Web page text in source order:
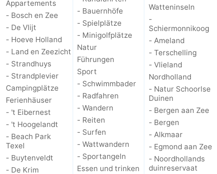
und
trinken
Veranstaltungen
Praktisch
Route
-
Fähre
-
Parken
Inselhüpfen
Reisebuchshop
Appartements
- Bosch en Zee
- De Vlijt
- Hoeve Holland
- Land en Zeezicht
- Strandhuys
- Strandplevier
Campingplätze
Ferienhäuser
- 't Eibernest
- 't Hoogelandt
- Beach Park
Texel
- Buytenveldt
- De Krim
- Bauernhöfe
- Spielplätze
- Minigolfplätze
Natur
Führungen
Sport
- Schwimmbader
- Radfahren
- Wandern
- Reiten
- Surfen
- Wattwandern
- Sportangeln
Essen und trinken
Watteninseln
-
Schiermonnikoog
- Ameland
- Terschelling
- Vlieland
Nordholland
- Natur Schoorlse
Duinen
- Bergen aan Zee
- Bergen
- Alkmaar
- Egmond aan Zee
- Noordhollands
duinreservaat